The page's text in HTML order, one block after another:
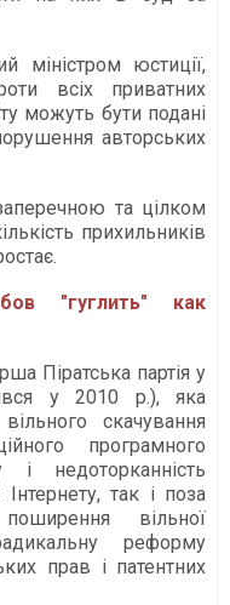
міністром юстиції,
всіх приватних
можуть бути подані
авторських
та цілком
прихильників
"гуглить" как
Піратська партія у
у 2010 р.), яка
скачування
програмного
недоторканність
так і поза
вільної
реформу
прав і патентних